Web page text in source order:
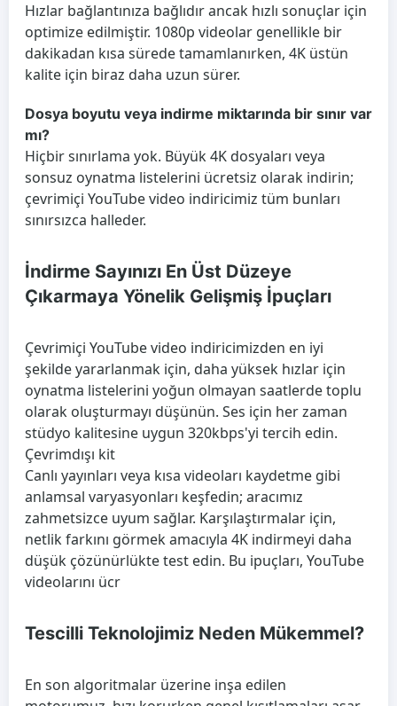
Hızlar bağlantınıza bağlıdır ancak hızlı sonuçlar için
optimize edilmiştir. 1080p videolar genellikle bir
dakikadan kısa sürede tamamlanırken, 4K üstün
kalite için biraz daha uzun sürer.
Dosya boyutu veya indirme miktarında bir sınır var
mı?
Hiçbir sınırlama yok. Büyük 4K dosyaları veya
sonsuz oynatma listelerini ücretsiz olarak indirin;
çevrimiçi YouTube video indiricimiz tüm bunları
sınırsızca halleder.
İndirme Sayınızı En Üst Düzeye
Çıkarmaya Yönelik Gelişmiş İpuçları
Çevrimiçi YouTube video indiricimizden en iyi
şekilde yararlanmak için, daha yüksek hızlar için
oynatma listelerini yoğun olmayan saatlerde toplu
olarak oluşturmayı düşünün. Ses için her zaman
stüdyo kalitesine uygun 320kbps'yi tercih edin.
Çevrimdışı kit
Canlı yayınları veya kısa videoları kaydetme gibi
anlamsal varyasyonları keşfedin; aracımız
zahmetsizce uyum sağlar. Karşılaştırmalar için,
netlik farkını görmek amacıyla 4K indirmeyi daha
düşük çözünürlükte test edin. Bu ipuçları, YouTube
videolarını ücr
Tescilli Teknolojimiz Neden Mükemmel?
En son algoritmalar üzerine inşa edilen